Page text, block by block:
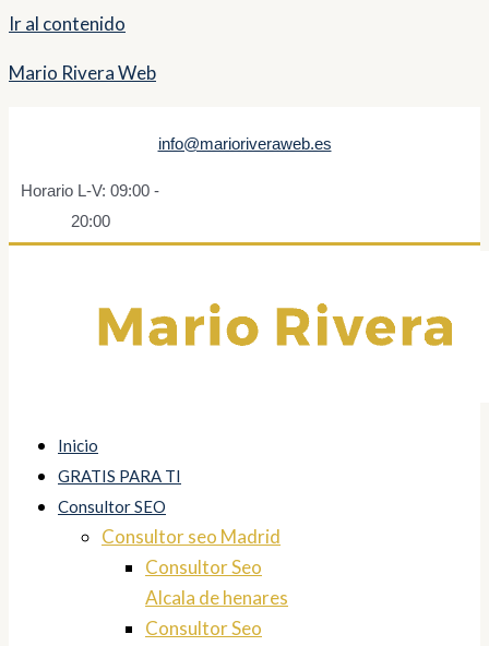
Ir al contenido
Mario Rivera Web
info@marioriveraweb.es
Horario L-V: 09:00 -
20:00
Inicio
GRATIS PARA TI
Consultor SEO
Consultor seo Madrid
Consultor Seo
Alcala de henares
Consultor Seo